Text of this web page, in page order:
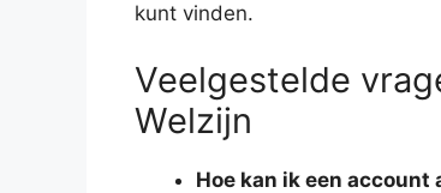
kunt vinden.
Veelgestelde
Welzijn
Hoe kan ik een account